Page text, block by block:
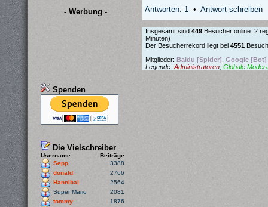
- Werbung -
Spenden
Die Vielschreiber
Username
Beiträge
Sepp
3388
donald
2766
Hannibal
2564
Super Mario
2081
tommy
1876
Antworten: 1 • Antwort schreiben
Insgesamt sind 449 Besucher online: 2
Minuten)
Der Besucherrekord liegt bei 4551
Mitglieder: Baidu [Spider] Google [Bot]
Legende: Administratoren Globale